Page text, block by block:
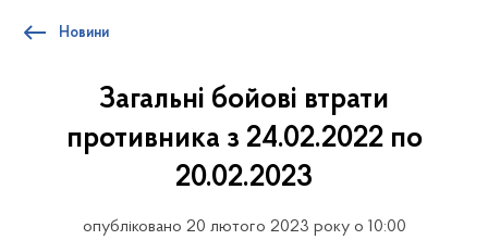
Новини
Загальні бойові втрати
противника з 24.02.2022 по
20.02.2023
опубліковано 20 лютого 2023 року о 10:00